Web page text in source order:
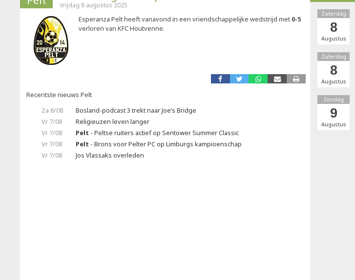
Vrijdag 8 augustus 2025
Esperanza Pelt heeft vanavond in een vriendschappelijke wedstrijd met 0-5
verloren van KFC Houtvenne.
Recentste nieuws Pelt
Za 8/08
Bosland-podcast 3 trekt naar Joe’s Bridge
Vr 7/08
Religieuzen leven langer
Vr 7/08
Pelt - Peltse ruiters actief op Sentower Summer Classic
Vr 7/08
Pelt - Brons voor Pelter PC op Limburgs kampioenschap
Vr 7/08
Jos Vlassaks overleden
Zaterdag
8
Augustus
Zaterdag
8
Augustus
Zondag
9
Augustus